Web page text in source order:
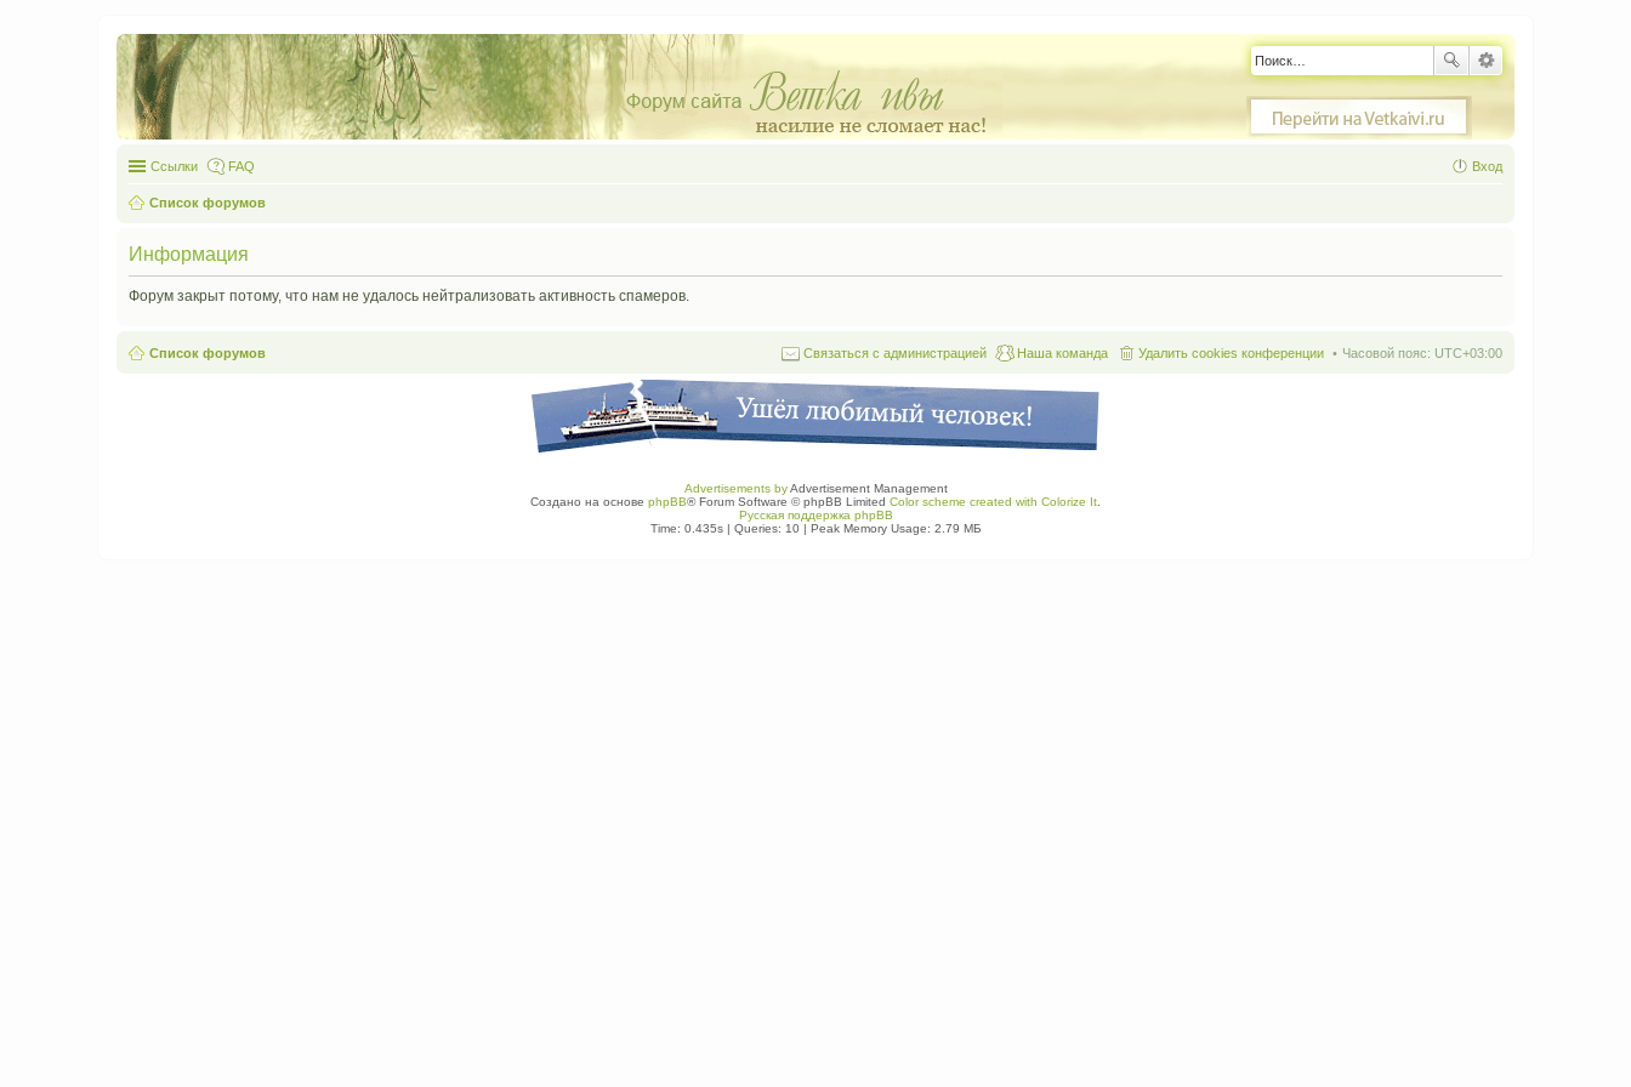
Ссылки FAQ Вход
Список форумов
Информация
Форум закрыт потому, что нам не удалось нейтрализовать активность спамеров.
Список форумов Часовой пояс: UTC+03:00
Удалить cookies конференции
Наша команда
Связаться с администрацией
Advertisements byAdvertisement Management
Создано на основе phpBB® Forum Software © phpBB Limited Color scheme created with Colorize It
Русская поддержка phpBB
Time: 0.435s| Queries: 10| Peak Memory Usage: 2.79 МБ